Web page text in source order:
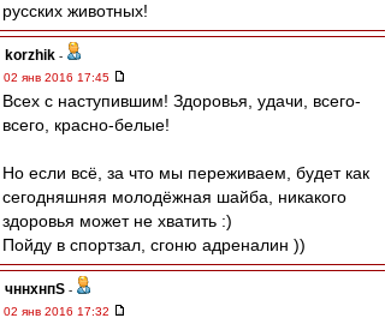
русских животных!
korzhik -
02 янв 2016 17:45
Всех с наступившим! Здоровья, удачи, всего-
всего, красно-белые!
Но если всё, за что мы переживаем, будет как
сегодняшняя молодёжная шайба, никакого
здоровья может не хватить :)
Пойду в спортзал, сгоню адреналин ))
чннхнпS -
02 янв 2016 17:32